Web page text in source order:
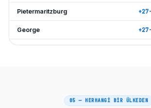
Pietermaritzburg
George
+27-
05 — HERHANGİ BİR ÜLKEDEN